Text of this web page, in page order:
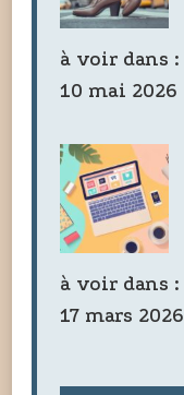
à voir dans :
10 mai 2026
à voir dans :
17 mars 2026